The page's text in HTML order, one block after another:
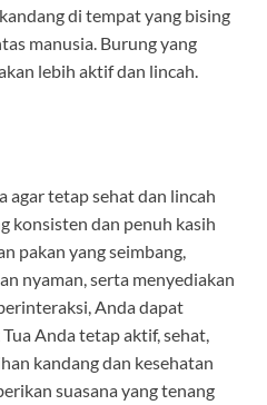
di tempat yang bising
manusia. Burung yang
lebih aktif dan lincah.
agar tetap sehat dan lincah
konsisten dan penuh kasih
pakan yang seimbang,
nyaman, serta menyediakan
Anda dapat
Anda tetap aktif, sehat,
kandang dan kesehatan
suasana yang tenang